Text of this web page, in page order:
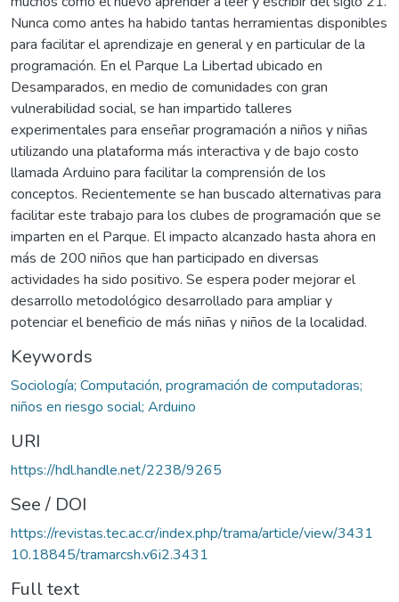
Nunca como antes ha habido tantas herramientas disponibles
para facilitar el aprendizaje en general y en particular de la
programación. En el Parque La Libertad ubicado en
Desamparados, en medio de comunidades con gran
vulnerabilidad social, se han impartido talleres
experimentales para enseñar programación a niños y niñas
utilizando una plataforma más interactiva y de bajo costo
llamada Arduino para facilitar la comprensión de los
conceptos. Recientemente se han buscado alternativas para
facilitar este trabajo para los clubes de programación que se
imparten en el Parque. El impacto alcanzado hasta ahora en
más de 200 niños que han participado en diversas
actividades ha sido positivo. Se espera poder mejorar el
desarrollo metodológico desarrollado para ampliar y
potenciar el beneficio de más niñas y niños de la localidad.
Keywords
Sociología; Computación, programación de computadoras;
niños en riesgo social; Arduino
URI
https://hdl.handle.net/2238/9265
See / DOI
https://revistas.tec.ac.cr/index.php/trama/article/view/3431
10.18845/tramarcsh.v6i2.3431
Full text